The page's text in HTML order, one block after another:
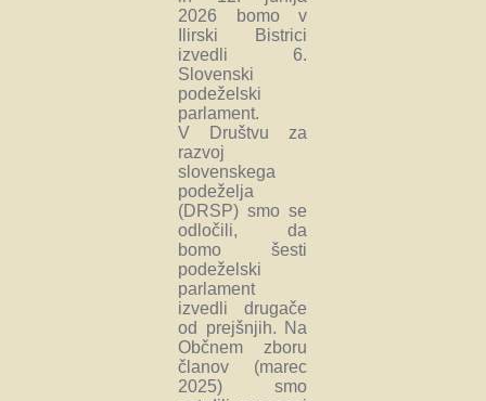
2026 bomo v
Ilirski Bistrici
izvedli 6.
Slovenski
podeželski
parlament.
V Društvu za
razvoj
slovenskega
podeželja
(DRSP) smo se
odločili, da
bomo šesti
podeželski
parlament
izvedli drugače
od prejšnjih. Na
Občnem zboru
članov (marec
2025) smo